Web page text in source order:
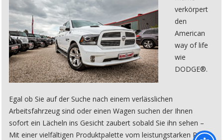
verkörpert
den
American
way of life
wie
DODGE®.
Egal ob Sie auf der Suche nach einem verlässlichen
Arbeitsfahrzeug sind oder einen Wagen suchen der Ihnen
sofort ein Lächeln ins Gesicht zaubert sobald Sie ihn sehen –
Mit einer vielfältigen Produktpalette vom leistungstarken Pick